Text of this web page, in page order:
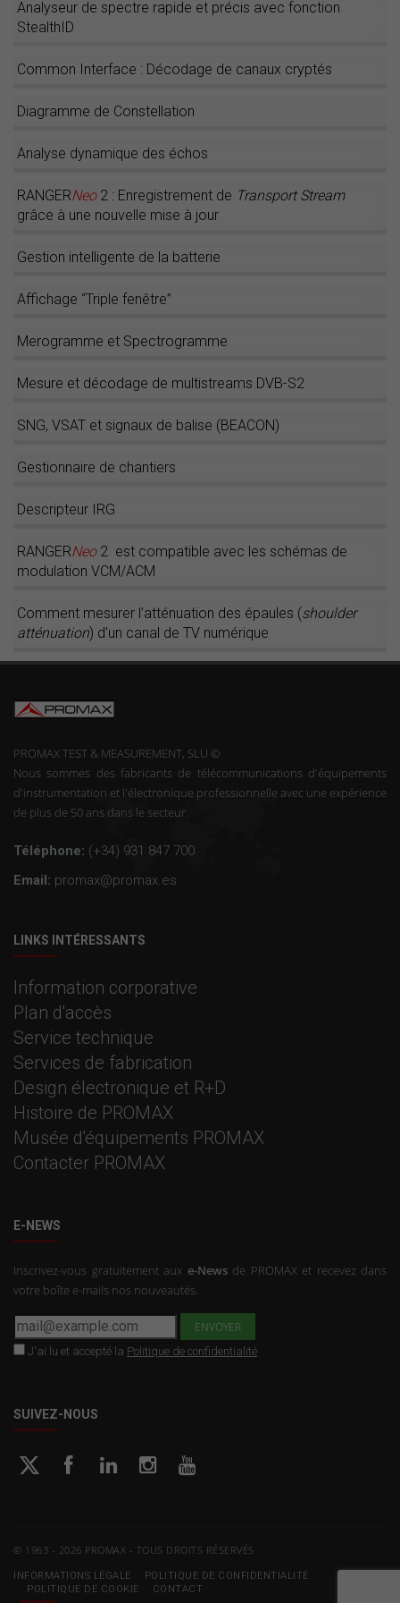
Analyseur de spectre rapide et précis avec fonction
StealthID
Common Interface : Décodage de canaux cryptés
Diagramme de Constellation
Analyse dynamique des échos
RANGERNeo2 : Enregistrement de Transport Stream
grâce à une nouvelle mise à jour
Gestion intelligente de la batterie
Affichage “Triple fenêtre”
Merogramme et Spectrogramme
Mesure et décodage de multistreams DVB-S2
SNG, VSAT et signaux de balise (BEACON)
Gestionnaire de chantiers
Descripteur IRG
RANGERNeo2 est compatible avec les schémas de
modulation VCM/ACM
Comment mesurer l’atténuation des épaules (shoulder
atténuation) d’un canal de TV numérique
PROMAX TEST & MEASUREMENT, SLU ©
Nous sommes des fabricants de télécommunications d'équipements
d'instrumentation et l'électronique professionnelle avec une expérience
de plus de 50 ans dans le secteur.
Téléphone: (+34) 931 847 700
Email: promax@promax.es
LINKS INTÉRESSANTS
Information corporative
Plan d'accès
Service technique
Services de fabrication
Design électronique et R+D
Histoire de PROMAX
Musée d'équipements PROMAX
Contacter PROMAX
E-NEWS
Inscrivez-vous gratuitement aux e-Newsde PROMAX et recevez dans
votre boîte e-mails nos nouveautés.
J'ai lu et accepté la Politique de confidentialité
SUIVEZ-NOUS
© 1963 - 2026 PROMAX - TOUS DROITS RÉSERVÉS
INFORMATIONS LÉGALE
POLITIQUE DE CONFIDENTIALITÉ
POLITIQUE DE COOKIE
CONTACT